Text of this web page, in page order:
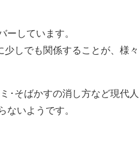
しています。
少しでも関係することが、様
･そばかすの消し方など現代
いようです。